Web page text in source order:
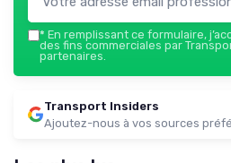
* En remplissant ce formulaire,
des fins commerciales par
partenaires.
Transport Insiders
Ajoutez-nous à vos sources